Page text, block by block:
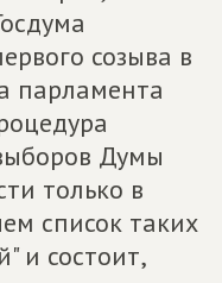
созыва в
парламента
Думы
только в
список таких
и состоит,